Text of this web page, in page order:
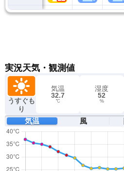
実況天気・観測値
うすぐも
り
気温
32.7
℃
湿度
52
%
気温 風